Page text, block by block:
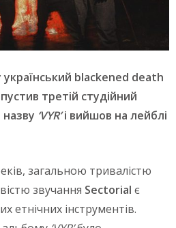
blackened death
третій студійний
‘VYR’і вийшов на лейблі
загальною тривалістю
звучання Sectorial є
етнічних інструментів.